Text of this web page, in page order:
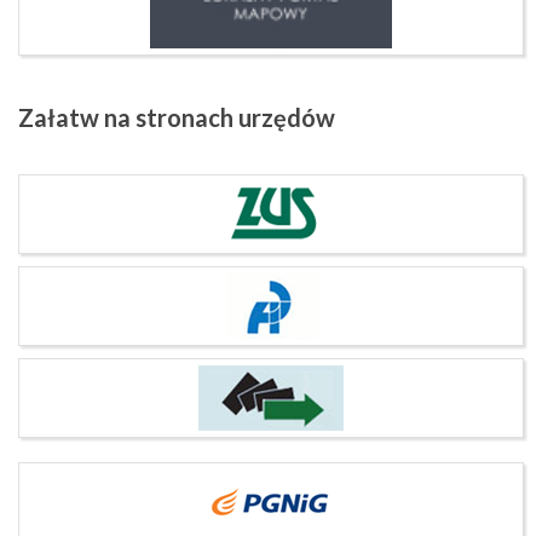
Załatw na stronach urzędów